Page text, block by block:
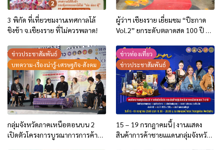
3 พิกัด ที่เที่ยวชมงานเทศกาลโล้
ชิงช้า จ.เชียงราย ที่ไม่ควรพลาด!
ผู้ว่าฯ เชียงราย เยี่ยมชม “ป๊ะกาด
Vol.2” ยกระดับตลาดสด 100 ปี สู่
เศรษฐกิจสร้างสรรค์และการท่อง
เที่ยวของเมือง
ข่าวประชาสัมพันธ์
บทความ-เรื่องน่ารู้-เศรษฐกิจ-สังคม
กลุ่มจังหวัดภาคเหนือตอนบน 2
เปิดตัวโครงการบูรณาการการค้า
ข่าวท่องเที่ยว
ข่าวประชาสัมพันธ์
15 – 19 กรกฎาคมนี้ | งานแสดง
สินค้าการค้าชายแแดนกลุ่มจังหวัด